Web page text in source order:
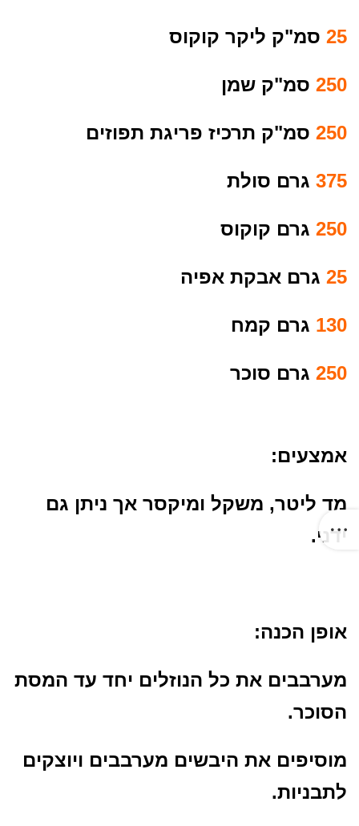
25 סמ"ק ליקר קוקוס
250 סמ"ק שמן
250 סמ"ק תרכיז פריגת תפוזים
375 גרם סולת
250 גרם קוקוס
25 גרם אבקת אפיה
130 גרם קמח
250 גרם סוכר
אמצעים:
מד ליטר, משקל ומיקסר אך ניתן גם
ידני.
אופן הכנה:
מערבבים את כל הנוזלים יחד עד המסת
הסוכר.
מוסיפים את היבשים מערבבים ויוצקים
לתבניות.